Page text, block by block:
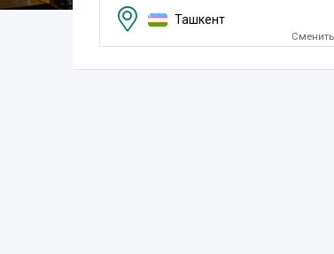
Ташкент
Сменить